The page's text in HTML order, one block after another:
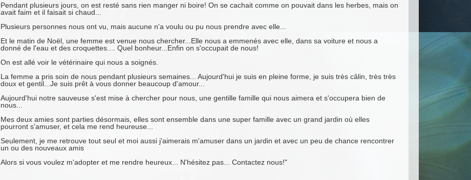
Pendant plusieurs jours, on est resté sans rien manger ni boire! On se cachait comme on pouvait dans les herbes, mais on
avait faim et il faisait si chaud...
Plusieurs personnes nous ont vu, mais aucune n'a voulu ou pu nous prendre avec elle...
Et le matin de Noël, une femme est venue nous chercher...Elle nous a emmenés avec elle, dans sa voiture et nous a
donné de l'eau et des croquettes.... Quel bonheur...Enfin on s'occupait de nous!
On est allé voir le vétérinaire qui nous a soignés.
La femme a pris soin de nous pendant plusieurs semaines... Aujourd'hui je suis en pleine forme, je suis très câlin, très très
doux et gentil...Je suis prêt à vous donner beaucoup d'amour...
Aujourd'hui notre sauveuse s'est mise à chercher pour nous, une gentille famille qui nous aimera et s'occupera bien de
nous...
Mes deux amies sont parties désormais, elles sont ensemble dans une super famille avec un grand jardin où elles
pourront s'amuser, et cela me rend heureuse...
Seulement, je me retrouve tout seul et moi aussi j'aimerais m'amuser dans un jardin et avec un peu de chance rencontrer
un ou des nouveaux amis
Alors si vous voulez m'adopter et me rendre heureux... N'hésitez pas... Contactez nous!"